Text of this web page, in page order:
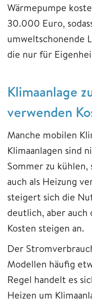
Wärmepumpe
30.000 Euro,
umweltschonende
die nur für
Klimaanlage
verwenden
Manche mobilen
Klimaanlagen sind
Sommer zu
auch als Heizung
steigert sich die
deutlich, aber auch
Kosten steigen an.
Der
Modellen häufig
Regel handelt es
Heizen um